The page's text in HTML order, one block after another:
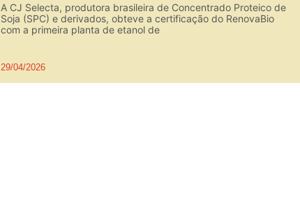
A CJ Selecta, produtora brasileira de Concentrado Proteico de
Soja (SPC) e derivados, obteve a certificação do RenovaBio
com a primeira planta de etanol de
29/04/2026